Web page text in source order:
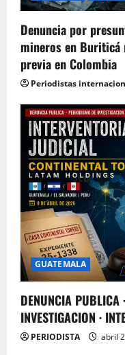
Denuncia por
mineros en Buriticá
previa en Colombia
Periodistas
GUATEMALA
DENUNCIA PUBLICA
INVESTIGACION ·
PERIODISTA abril